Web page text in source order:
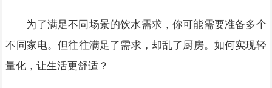
为了满足不同场景的饮水需求，你可能需要准备多个
不同家电。但往往满足了需求，却乱了厨房。如何实现轻
量化，让生活更舒适？